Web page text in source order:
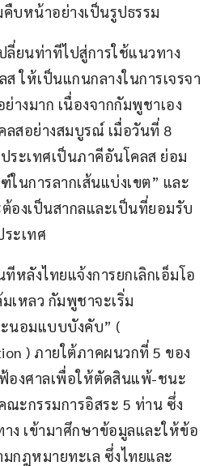
บหน้าอย่างเป็นรูปธรรม
ลี่ยนท่าทีไปสู่การใช้แนวทาง
ให้เป็นแกนกลางในการเจรจา
างมาก เนื่องจากกัมพูชาเอง
สอย่างสมบูรณ์ เมื่อวันที่ 8
ระเทศเป็นภาคีอันโคลส ย่อม
นการลากเส้นแบ่งเขต” และ
องเป็นสากลและเป็นที่ยอมรับ
ะเทศ
ลังไทยแจ้งการยกเลิกเอ็มโอ
เหลว กัมพูชาจะเริ่ม
นอมแบบบังคับ” (
) ภายใต้ภาคผนวกที่ 5 ของ
องศาลเพื่อให้ตัดสินแพ้-ชนะ
ะกรรมการอิสระ 5 ท่าน ซึ่ง
ง เข้ามาศึกษาข้อมูลและให้ข้อ
กฎหมายทะเล ซึ่งไทยและ